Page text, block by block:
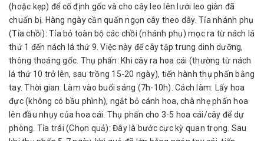
(hoặc kẹp) để cố định gốc và cho cây leo lên lưới leo giàn đã
chuẩn bị. Hàng ngày cần quấn ngọn cây theo dây. Tỉa nhánh phụ
(Tỉa chồi): Tỉa bỏ toàn bộ các chồi (nhánh phụ) mọc ra từ nách lá
thứ 1 đến nách lá thứ 9. Việc này để cây tập trung dinh dưỡng,
thông thoáng gốc. Thụ phấn: Khi cây ra hoa cái (thường từ nách
lá thứ 10 trở lên, sau trồng 15-20 ngày), tiến hành thụ phấn bằng
tay. Thời gian: Làm vào buổi sáng (7h-10h). Cách làm: Lấy hoa
đực (không có bầu phình), ngắt bỏ cánh hoa, chà nhẹ phấn hoa
lên đầu nhụy của hoa cái. Thụ phấn cho 3-5 hoa cái/cây để dự
phòng. Tỉa trái (Chọn quả): Đây là bước cực kỳ quan trọng. Sau